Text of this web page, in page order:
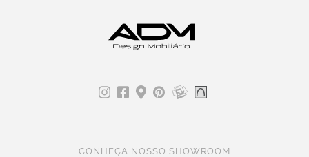
CONHEÇA NOSSO SHOWROOM